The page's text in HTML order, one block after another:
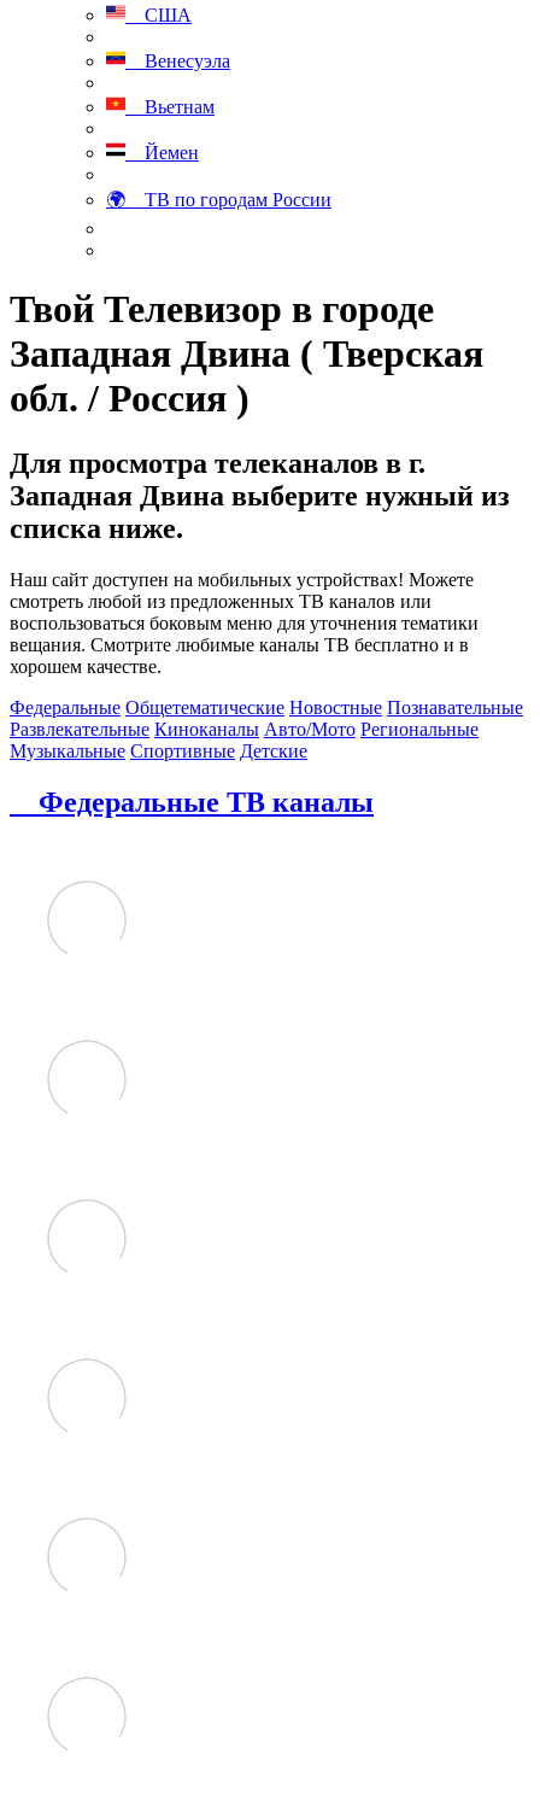
США
Венесуэла
Вьетнам
Йемен
🌍 ТВ по городам России
Твой Телевизор в городе
Западная Двина ( Тверская
обл. / Россия )
Для просмотра телеканалов в г.
Западная Двина выберите нужный из
списка ниже.
Наш сайт доступен на мобильных устройствах! Можете
смотреть любой из предложенных ТВ каналов или
воспользоваться боковым меню для уточнения тематики
вещания. Смотрите любимые каналы ТВ бесплатно и в
хорошем качестве.
Федеральные Общетематические Новостные Познавательные
Развлекательные Киноканалы Авто/Мото Региональные
Музыкальные Спортивные Детские
Федеральные ТВ каналы